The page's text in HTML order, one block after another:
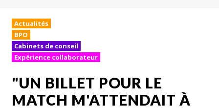
Actualités
BPO
Cabinets de conseil
Expérience collaborateur
"UN BILLET POUR LE
MATCH M'ATTENDAIT À